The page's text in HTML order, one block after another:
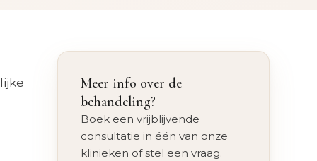
Meer info over de
behandeling?
Boek een vrijblijvende
consultatie in één van onze
klinieken of stel een vraag.